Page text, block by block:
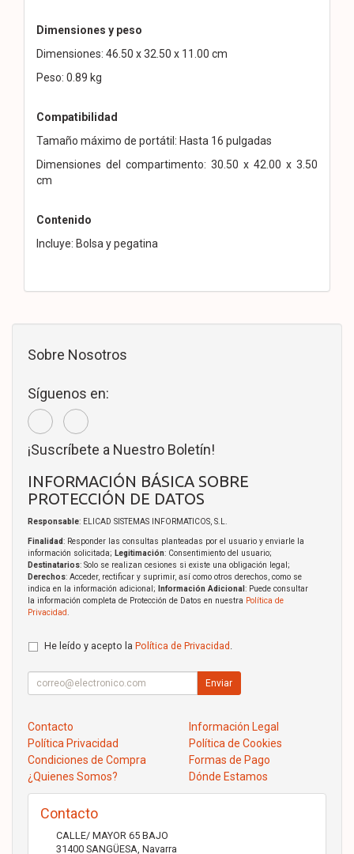
Dimensiones y peso
Dimensiones: 46.50 x 32.50 x 11.00 cm
Peso: 0.89 kg
Compatibilidad
Tamaño máximo de portátil: Hasta 16 pulgadas
Dimensiones del compartimento: 30.50 x 42.00 x 3.50
cm
Contenido
Incluye: Bolsa y pegatina
Sobre Nosotros
Síguenos en:
¡Suscríbete a Nuestro Boletín!
INFORMACIÓN BÁSICA SOBRE
PROTECCIÓN DE DATOS
Responsable: ELICAD SISTEMAS INFORMATICOS, S.L.
Finalidad: Responder las consultas planteadas por el usuario y enviarle la
información solicitada; Legitimación: Consentimiento del usuario;
Destinatarios: Solo se realizan cesiones si existe una obligación legal;
Derechos: Acceder, rectificar y suprimir, así como otros derechos, como se
indica en la información adicional;
Información Adicional : Puede consultar
la información completa de Protección de Datos en nuestra Política de
Privacidad
He leído y acepto la Política de Privacidad
Enviar
Contacto
Información Legal
Política Privacidad
Política de Cookies
Condiciones de Compra
Formas de Pago
¿Quienes Somos?
Dónde Estamos
Contacto
CALLE/ MAYOR 65 BAJO
31400 SANGÜESA Navarra